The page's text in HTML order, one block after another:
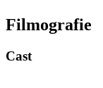
Filmografie
Cast